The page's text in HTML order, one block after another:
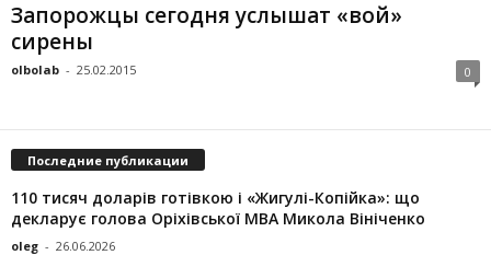
Запорожцы сегодня услышат «вой»
сирены
olbolab - 25.02.2015 0
Последние публикации
110 тисяч доларів готівкою і «Жигулі-Копійка»: що
декларує голова Оріхівської МВА Микола Вініченко
oleg - 26.06.2026